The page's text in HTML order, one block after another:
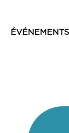
ÉVÉNEMENTS